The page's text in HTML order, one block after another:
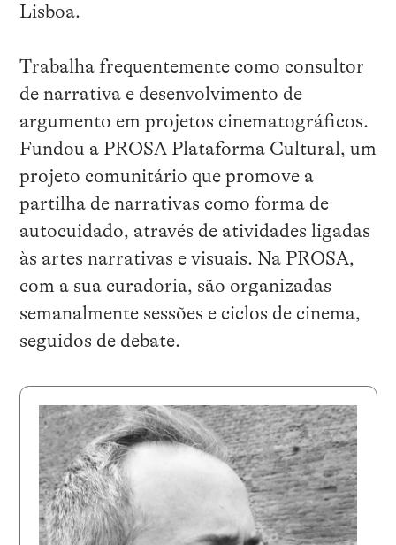
Lisboa.
Trabalha frequentemente como consultor
de narrativa e desenvolvimento de
argumento em projetos cinematográficos.
Fundou a PROSA Plataforma Cultural, um
projeto comunitário que promove a
partilha de narrativas como forma de
autocuidado, através de atividades ligadas
às artes narrativas e visuais. Na PROSA,
com a sua curadoria, são organizadas
semanalmente sessões e ciclos de cinema,
seguidos de debate.